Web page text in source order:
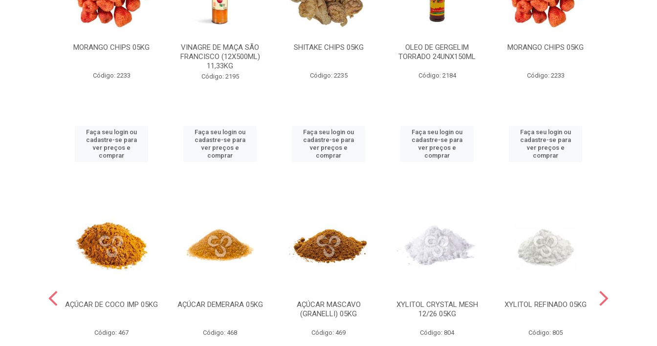
MORANGO CHIPS 05KG
Código: 2233
Faça seu login ou
cadastre-se para
ver preços e
comprar
VINAGRE DE MAÇA SÃO
FRANCISCO (12X500ML)
11,33KG
Código: 2195
Faça seu login ou
cadastre-se para
ver preços e
comprar
SHITAKE CHIPS 05KG
Código: 2235
Faça seu login ou
cadastre-se para
ver preços e
comprar
OLEO DE GERGELIM
TORRADO 24UNX150ML
Código: 2184
Faça seu login ou
cadastre-se para
ver preços e
comprar
MORANGO CHIPS 05KG
Código: 2233
Faça seu login ou
cadastre-se para
ver preços e
comprar
AÇÚCAR DE COCO IMP 05KG
Código: 467
AÇÚCAR DEMERARA 05KG
Código: 468
AÇÚCAR MASCAVO
(GRANELLI) 05KG
Código: 469
XYLITOL CRYSTAL MESH
12/26 05KG
Código: 804
XYLITOL REFINADO 05KG
Código: 805